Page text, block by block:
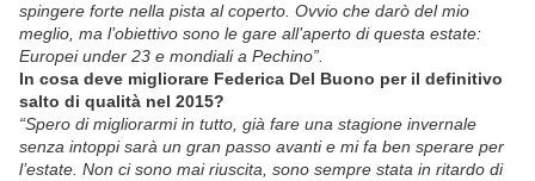
spingere forte nella pista al coperto. Ovvio che darò del mio
meglio, ma l’obiettivo sono le gare all’aperto di questa estate:
Europei under 23 e mondiali a Pechino”.
In cosa deve migliorare Federica Del Buono per il definitivo
salto di qualità nel 2015?
“Spero di migliorarmi in tutto, già fare una stagione invernale
senza intoppi sarà un gran passo avanti e mi fa ben sperare per
l’estate. Non ci sono mai riuscita, sono sempre stata in ritardo di